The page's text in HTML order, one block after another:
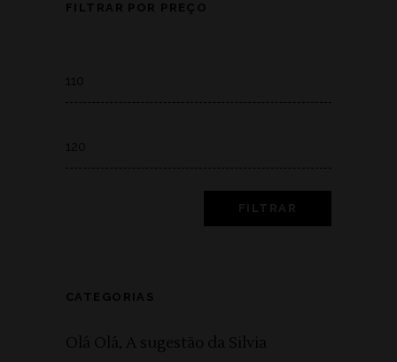
FILTRAR POR PREÇO
FILTRAR
CATEGORIAS
Olá Olá, A sugestão da Silvia